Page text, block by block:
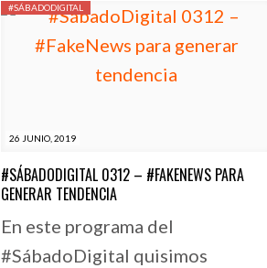
26 JUNIO, 2019
#SÁBADODIGITAL
#SÁBADODIGITAL 0312 – #FAKENEWS PARA
GENERAR TENDENCIA
En este programa del
#SábadoDigital quisimos